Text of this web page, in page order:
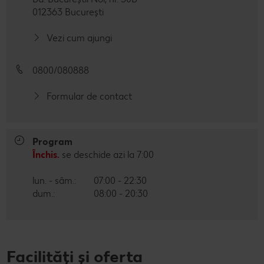
Cu Kaufland Card alimentezi ușor
Dicționar de alimente
Vreau din România
Rețete by Kitchen Affair
Ce gătim azi?
Rețete rapide
Rețete de prăjituri
Rețete de post
Raw vegan
FoodFix
Codul Grataragiului
Ești producător local? Te strigă Kaufland!
Ieftin și bun
Marcă proprie Kaufland - și calitate și preț mic
RE:FRESH
Fresh
Stare de bine
Timp liber
012363 București
Vezi cum ajungi
0800/080888
Formular de contact
Program
Închis. se deschide azi la 7:00
lun. - sâm.:
07:00 - 22:30
dum.:
08:00 - 20:30
Facilități și oferta